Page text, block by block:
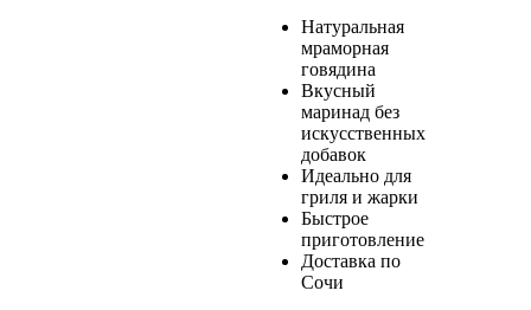
Натуральная
мраморная
говядина
Вкусный
маринад без
искусственных
добавок
Идеально для
гриля и жарки
Быстрое
приготовление
Доставка по
Сочи